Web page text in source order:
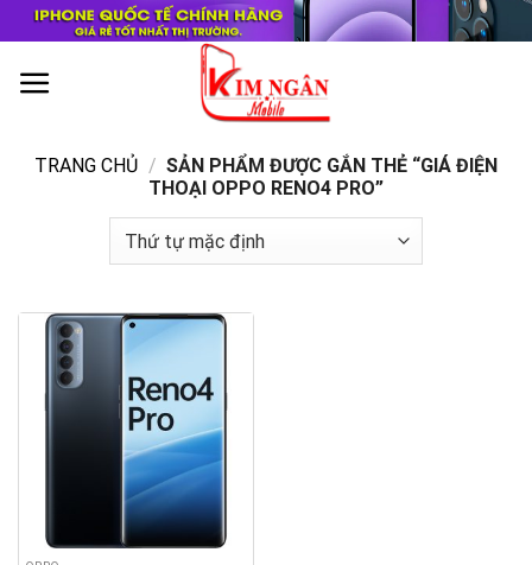
Skip
to
content
TRANG CHỦ / SẢN PHẨM ĐƯỢC GẮN THẺ “GIÁ ĐIỆN
THOẠI OPPO RENO4 PRO”